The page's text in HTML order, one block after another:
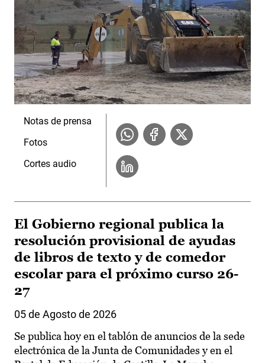
Notas de prensa
Fotos
Cortes audio
El Gobierno regional publica la
resolución provisional de ayudas
de libros de texto y de comedor
escolar para el próximo curso 26-
27
05 de Agosto de 2026
Se publica hoy en el tablón de anuncios de la sede
electrónica de la Junta de Comunidades y en el